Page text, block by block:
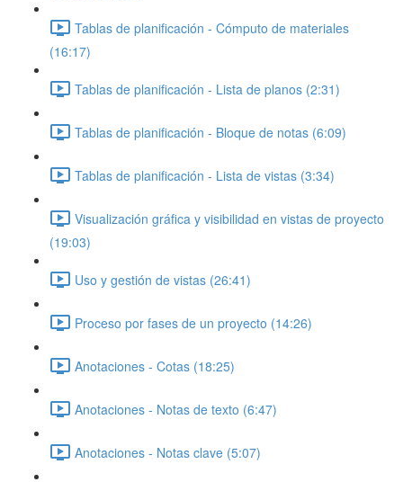
Tablas de planificación - Cómputo de materiales
(16:17)
Tablas de planificación - Lista de planos (2:31)
Tablas de planificación - Bloque de notas (6:09)
Tablas de planificación - Lista de vistas (3:34)
Visualización gráfica y visibilidad en vistas de proyecto
(19:03)
Uso y gestión de vistas (26:41)
Proceso por fases de un proyecto (14:26)
Anotaciones - Cotas (18:25)
Anotaciones - Notas de texto (6:47)
Anotaciones - Notas clave (5:07)